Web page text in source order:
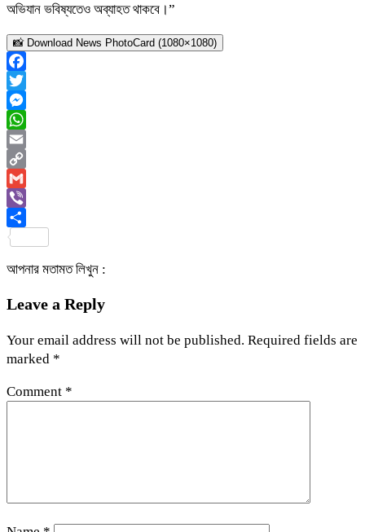
অভিযান ভবিষ্যতেও অব্যাহত থাকবে।”
📸 Download News PhotoCard (1080×1080)
Facebook
Twitter
Messenger
WhatsApp
Email
Copy
Link
Gmail
Viber
আপনার মতামত লিখুন :
Leave a Reply
Your email address will not be published. Required fields are
marked *
Comment *